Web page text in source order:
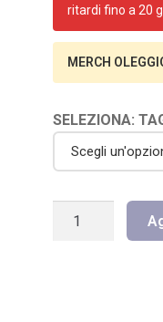
ritardi fino a 20
MERCH
SELEZIONA:
ANTIPIOGGIA